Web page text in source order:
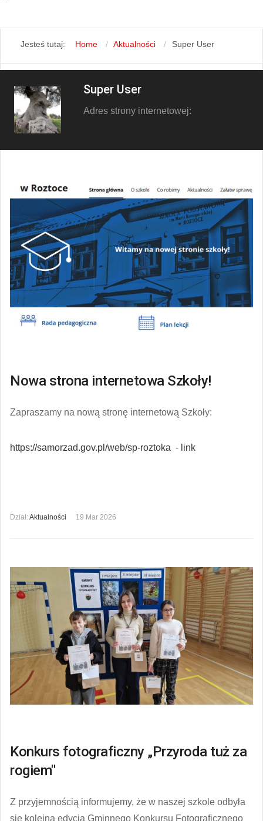
Jesteś tutaj: Home Aktualności Super User
Super User
Adres strony internetowej:
Nowa strona internetowa Szkoły!
Zapraszamy na nową stronę internetową Szkoły:
https://samorzad.gov.pl/web/sp-roztoka - link
Dział:Aktualności 19 Mar 2026
Konkurs fotograficzny „Przyroda tuż za
rogiem"
Z przyjemnością informujemy, że w naszej szkole odbyła
się kolejna edycja Gminnego Konkursu Fotograficznego